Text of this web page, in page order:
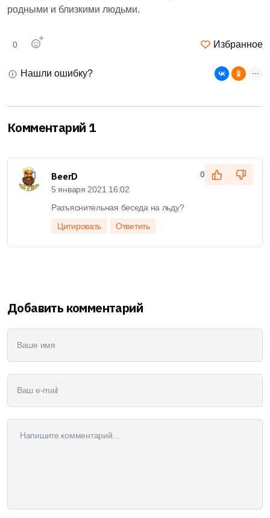
родными и близкими людьми.
0 Избранное
Нашли ошибку?
Комментарий 1
BeerD
5 января 2021 16:02
0
Разъяснительная беседа на льду?
Цитировать
Ответить
Добавить комментарий